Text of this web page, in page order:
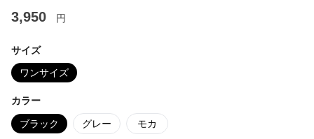
3,950 円
サイズ
ワンサイズ
カラー
ブラック グレー モカ